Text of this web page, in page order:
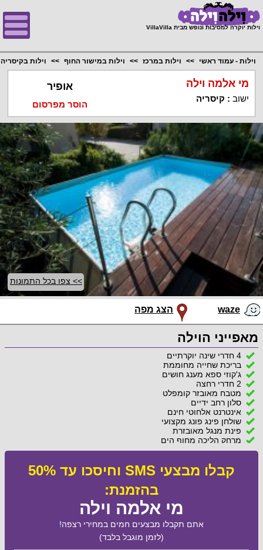
וילות יוקרה למסיבות ונופש מבית VillaVilla
וילות - עמוד ראשי וילות במרכז וילות במישור החוף וילות בקיסריה
מי אלמה וילה
ישוב : קיסריה
אופיר
הוסר מפרסום
>> צפו בכל התמונות
waze הצג מפה
מאפייני הוילה
4 חדרי שינה יוקרתיים
בריכת שחייה מחוממת
ג'קוזי ספא מענג חושים
2 חדרי רחצה
מטבח מאובזר קומפלט
סלון רחב ידיים
אינטרנט אלחוטי חינם
שולחן פינג פונג מקצועי
פינת מנגל מאובזרת
מרחק הליכה מחוף הים
קבלו מבצעי SMS וחיסכו עד 50%
בהזמנת:
מי אלמה וילה
אתם תקבלו מבצעים חמים במחירי רצפה!
(לזמן מוגבל בלבד)